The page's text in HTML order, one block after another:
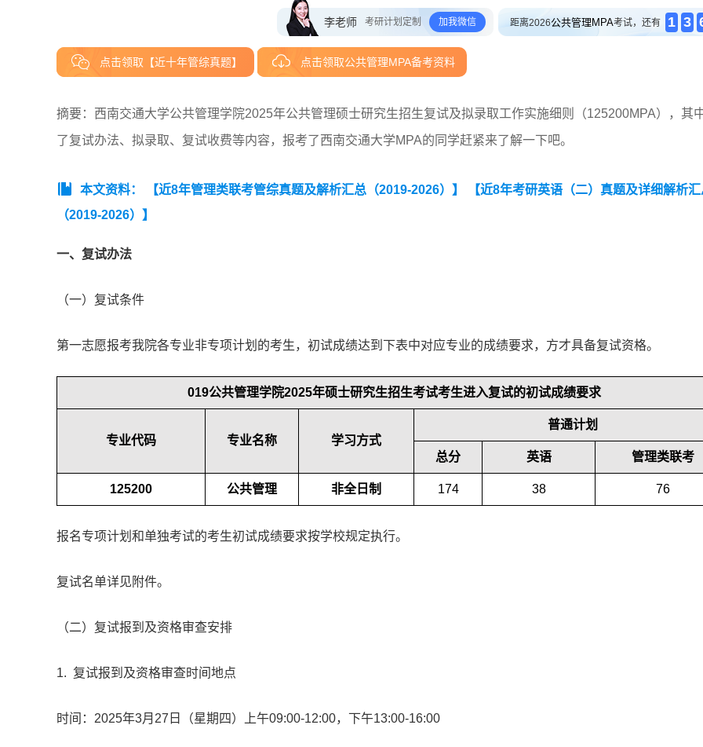
李老师 考研计划定制 加我微信 距离2026公共管理MPA考试，还有 1 3
点击领取【近十年管综真题】 点击领取公共管理MPA备考资料
摘要：西南交通大学公共管理学院2025年公共管理硕士研究生招生复试及拟录取工作实施细则（125200MPA），其
了复试办法、拟录取、复试收费等内容，报考了西南交通大学MPA的同学赶紧来了解一下吧。
本文资料： 【近8年管理类联考管综真题及解析汇总（2019-2026）】
【近8年考研英语（二）真题及详细解析
（2019-2026）】
一、复试办法
（一）复试条件
第一志愿报考我院各专业非专项计划的考生，初试成绩达到下表中对应专业的成绩要求，方才具备复试资格。
019公共管理学院2025年硕士研究生招生考试考生进入复试的初试成绩要求
专业代码 专业名称 学习方式
普通计划
总分 英语 管理类联考
125200 公共管理 非全日制 174 38 76
报名专项计划和单独考试的考生初试成绩要求按学校规定执行。
复试名单详见附件。
（二）复试报到及资格审查安排
1. 复试报到及资格审查时间地点
时间：2025年3月27日（星期四）上午09:00-12:00，下午13:00-16:00